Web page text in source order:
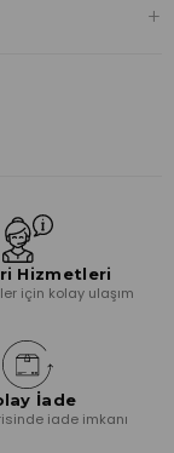
+
Hizmetleri
için kolay ulaşım
İade
iade imkanı